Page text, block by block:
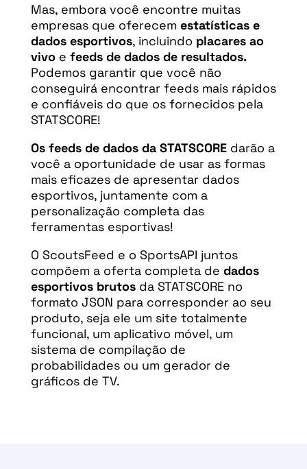
Mas, embora você encontre muitas
empresas que oferecem estatísticas e
dados esportivos, incluindo placares ao
vivoe feeds de dados de resultados.
Podemos garantir que você não
conseguirá encontrar feeds mais rápidos
e confiáveis do que os fornecidos pela
STATSCORE!
Os feeds de dados da STATSCOREdarão a
você a oportunidade de usar as formas
mais eficazes de apresentar dados
esportivos, juntamente com a
personalização completa das
ferramentas esportivas!
O ScoutsFeed e o SportsAPI juntos
compõem a oferta completa de dados
esportivos brutosda STATSCORE no
formato JSON para corresponder ao seu
produto, seja ele um site totalmente
funcional, um aplicativo móvel, um
sistema de compilação de
probabilidades ou um gerador de
gráficos de TV.